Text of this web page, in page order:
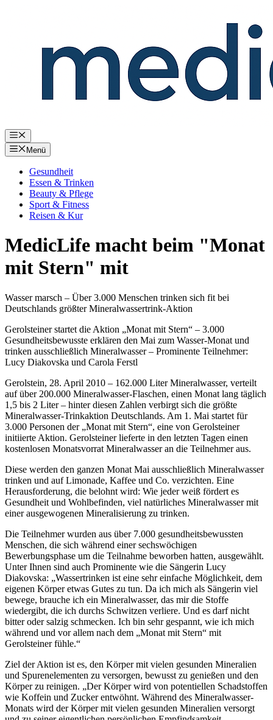
Menü
Menü
Gesundheit
Essen & Trinken
Beauty & Pflege
Sport & Fitness
Reisen & Kur
MedicLife macht beim "Monat
mit Stern" mit
Wasser marsch – Über 3.000 Menschen trinken sich fit bei
Deutschlands größter Mineralwassertrink-Aktion
Gerolsteiner startet die Aktion „Monat mit Stern“ – 3.000
Gesundheitsbewusste erklären den Mai zum Wasser-Monat und
trinken ausschließlich Mineralwasser – Prominente Teilnehmer:
Lucy Diakovska und Carola Ferstl
Gerolstein, 28. April 2010 – 162.000 Liter Mineralwasser, verteilt
auf über 200.000 Mineralwasser-Flaschen, einen Monat lang täglich
1,5 bis 2 Liter – hinter diesen Zahlen verbirgt sich die größte
Mineralwasser-Trinkaktion Deutschlands. Am 1. Mai startet für
3.000 Personen der „Monat mit Stern“, eine von Gerolsteiner
initiierte Aktion. Gerolsteiner lieferte in den letzten Tagen einen
kostenlosen Monatsvorrat Mineralwasser an die Teilnehmer aus.
Diese werden den ganzen Monat Mai ausschließlich Mineralwasser
trinken und auf Limonade, Kaffee und Co. verzichten. Eine
Herausforderung, die belohnt wird: Wie jeder weiß fördert es
Gesundheit und Wohlbefinden, viel natürliches Mineralwasser mit
einer ausgewogenen Mineralisierung zu trinken.
Die Teilnehmer wurden aus über 7.000 gesundheitsbewussten
Menschen, die sich während einer sechswöchigen
Bewerbungsphase um die Teilnahme beworben hatten, ausgewählt.
Unter Ihnen sind auch Prominente wie die Sängerin Lucy
Diakovska: „Wassertrinken ist eine sehr einfache Möglichkeit, dem
eigenen Körper etwas Gutes zu tun. Da ich mich als Sängerin viel
bewege, brauche ich ein Mineralwasser, das mir die Stoffe
wiedergibt, die ich durchs Schwitzen verliere. Und es darf nicht
bitter oder salzig schmecken. Ich bin sehr gespannt, wie ich mich
während und vor allem nach dem „Monat mit Stern“ mit
Gerolsteiner fühle.“
Ziel der Aktion ist es, den Körper mit vielen gesunden Mineralien
und Spurenelementen zu versorgen, bewusst zu genießen und den
Körper zu reinigen. „Der Körper wird von potentiellen Schadstoffen
wie Koffein und Zucker entwöhnt. Während des Mineralwasser-
Monats wird der Körper mit vielen gesunden Mineralien versorgt